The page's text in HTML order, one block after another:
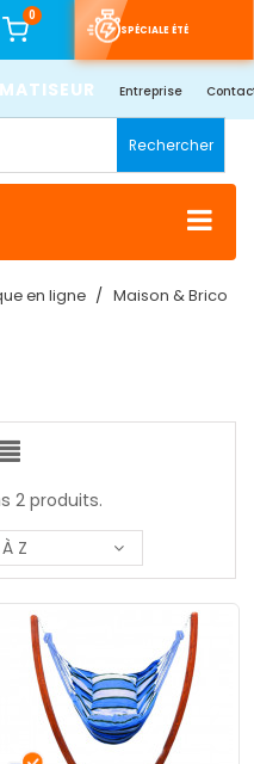
0
SPÉCIALE ÉTÉ
Entreprise
Rechercher
en ligne
Maison & Brico
2 produits.
Z